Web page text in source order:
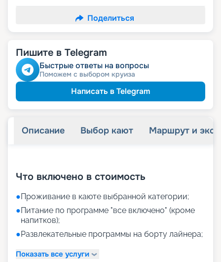
Поделиться
Пишите в Telegram
Быстрые ответы на вопросы
Поможем с выбором круиза
Написать в Telegram
Описание Выбор кают Маршрут и
Что включено в стоимость
●Проживание в каюте выбранной категории;
●Питание по программе "все включено" (кроме
напитков);
●Развлекательные программы на борту лайнера;
Показать все услуги